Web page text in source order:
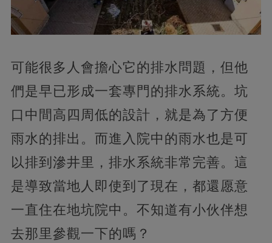
可能很多人會擔心它的排水問題，但他
們是早已形成一套專門的排水系統。坑
口中間高四周低的設計，就是為了方便
雨水的排出。而進入院中的雨水也是可
以排到滲井里，排水系統非常完善。這
是導致當地人即使到了現在，都還愿意
一直住在地坑院中。不知道有小伙伴想
去那里參觀一下的嗎？